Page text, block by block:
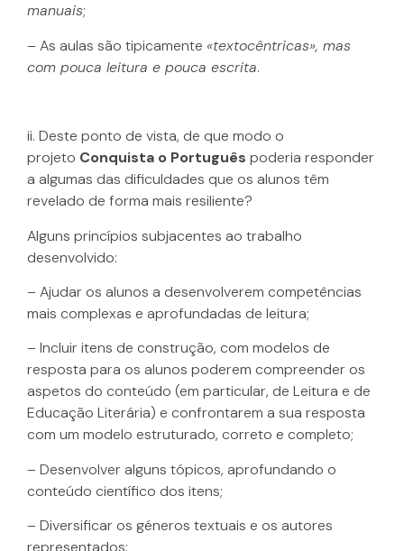
manuais;
– As aulas são tipicamente «textocêntricas», mas
com pouca leitura e pouca escrita.
ii. Deste ponto de vista, de que modo o
projeto Conquista o Português poderia responder
a algumas das dificuldades que os alunos têm
revelado de forma mais resiliente?
Alguns princípios subjacentes ao trabalho
desenvolvido:
– Ajudar os alunos a desenvolverem competências
mais complexas e aprofundadas de leitura;
– Incluir itens de construção, com modelos de
resposta para os alunos poderem compreender os
aspetos do conteúdo (em particular, de Leitura e de
Educação Literária) e confrontarem a sua resposta
com um modelo estruturado, correto e completo;
– Desenvolver alguns tópicos, aprofundando o
conteúdo científico dos itens;
– Diversificar os géneros textuais e os autores
representados: